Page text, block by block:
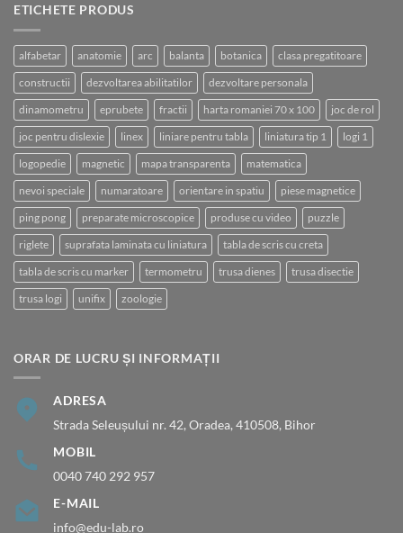
ETICHETE PRODUS
alfabetar anatomie arc balanta botanica clasa pregatitoare
constructii dezvoltarea abilitatilor dezvoltare personala
dinamometru eprubete fractii harta romaniei 70 x 100 joc de rol
joc pentru dislexie linex liniare pentru tabla liniatura tip 1 logi 1
logopedie magnetic mapa transparenta matematica
nevoi speciale numaratoare orientare in spatiu piese magnetice
ping pong preparate microscopice produse cu video puzzle
riglete suprafata laminata cu liniatura tabla de scris cu creta
tabla de scris cu marker termometru trusa dienes trusa disectie
trusa logi unifix zoologie
ORAR DE LUCRU ȘI INFORMAȚII
ADRESA
Strada Seleușului nr. 42, Oradea, 410508, Bihor
MOBIL
0040 740 292 957
E-MAIL
info@edu-lab.ro